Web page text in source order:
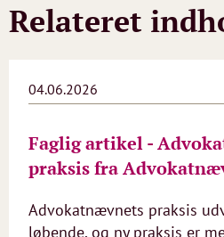
Relateret
04.06.2026
Faglig artikel -
praksis fra
Advokatnævnets praksis
løbende, og ny praksis er